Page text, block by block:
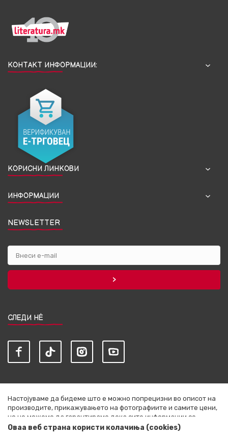
КОНТАКТ ИНФОРМАЦИИ:
КОРИСНИ ЛИНКОВИ
ИНФОРМАЦИИ
NEWSLETTER
СЛЕДИ НЀ
Настојуваме да бидеме што е можно попрецизни во описот на
производите, прикажувањето на фотографиите и самите цени,
но не можеме да гарантираме дека сите информации се
комплетни и без грешки. Сите артикли прикажани на сајтот се
Оваа веб страна користи колачиња (cookies)